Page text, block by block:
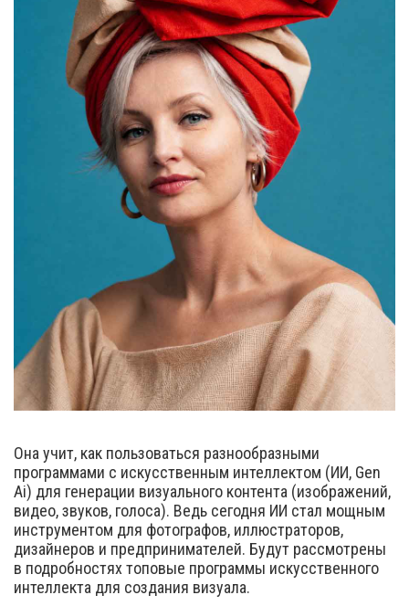
Она учит, как пользоваться разнообразными
программами с искусственным интеллектом (ИИ, Gen
Ai) для генерации визуального контента (изображений,
видео, звуков, голоса). Ведь сегодня ИИ стал мощным
инструментом для фотографов, иллюстраторов,
дизайнеров и предпринимателей. Будут рассмотрены
в подробностях топовые программы искусственного
интеллекта для создания визуала.